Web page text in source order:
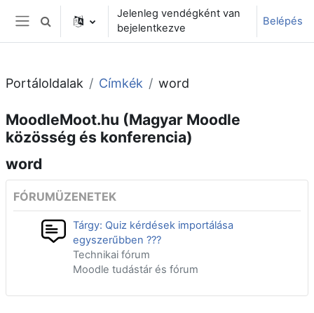
Tovább a fő tartalomhoz
Oldalpanel
Keresési bemeneti adatok váltása
Jelenleg vendégként van
bejelentkezve
Belépés
Portáloldalak Címkék word
MoodleMoot.hu (Magyar Moodle
közösség és konferencia)
word
FÓRUMÜZENETEK
Tárgy: Quiz kérdések importálása
egyszerűbben ???
Technikai fórum
Moodle tudástár és fórum